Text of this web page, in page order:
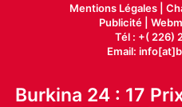
Mentions Légales |
Publicité|
Tél : +( 226)
Email:
Burkina 24 : 17